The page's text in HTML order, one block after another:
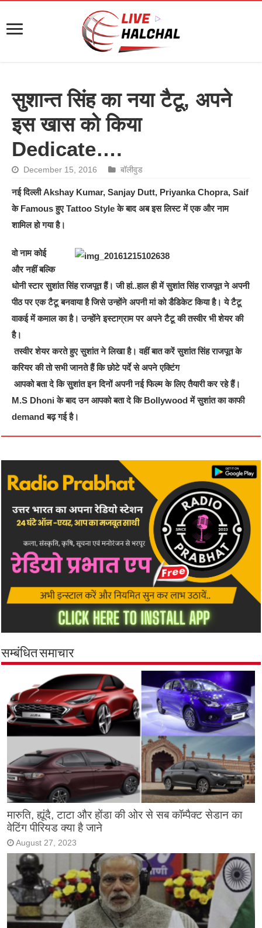
सुशान्त सिंह का नया टैटू, अपने
इस खास को किया
Dedicate….
December 15, 2016 बॉलीवुड
नई दिल्ली Akshay Kumar, Sanjay Dutt, Priyanka Chopra, Saif
के Famous हुए Tattoo Style के बाद अब इस लिस्ट में एक और नाम
शामिल हो गया है।
वो नाम कोई
और नहीं बल्कि
धोनी स्टार सुशांत सिंह राजपूत हैं। जी हां..हाल ही में सुशांत सिंह राजपूत ने अपनी
पीठ पर एक टैटू बनवाया है जिसे उन्होंने अपनी मां को डैडिकेट किया है। ये टैटू
वाकई में कमाल का है। उन्होंने इस्टाग्राम पर अपने टैटू की तस्वीर भी शेयर की
है।
तस्वीर शेयर करते हुए सुशांत ने लिखा है। वहीं बात करें सुशांत सिंह राजपूत के
करियर की तो सभी जानते हैं कि छोटे पर्दे से अपने एक्टिंग
आपको बता दे कि सुशांत इन दिनों अपनी नई फिल्म के लिए तैयारी कर रहे हैं।
M.S Dhoni के बाद उन आपको बता दे कि Bollywood में सुशांत का काफी
demand बढ़ गई है।
सम्बंधित समाचार
मारुति, ह्यूंदै, टाटा और होंडा की ओर से सब कॉम्पैक्ट सेडान का
वेटिंग पीरियड क्या है जाने
August 27, 2023